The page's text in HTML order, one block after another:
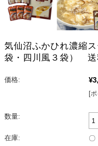
気仙沼ふかひれ濃縮
袋・四川風３袋） 送
価格:
[
数量:
在庫: 〇